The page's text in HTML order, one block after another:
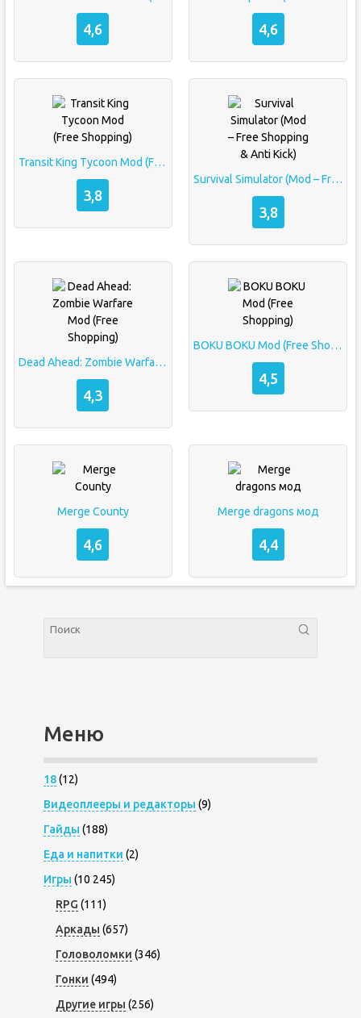
4,6 4,6
Transit King Tycoon Mod (Free Shopping)
3,8
Survival Simulator (Mod – Free Shopping & Anti Kick)
3,8
Dead Ahead: Zombie Warfare Mod (Free Shopping)
4,3
BOKU BOKU Mod (Free Shopping)
4,5
Merge County
4,6
Merge dragons мод
4,4
Меню
18(12)
Видеоплееры и редакторы (9)
Гайды (188)
Еда и напитки (2)
Игры (10 245)
RPG (111)
Аркады (657)
Головоломки (346)
Гонки (494)
Другие игры (256)